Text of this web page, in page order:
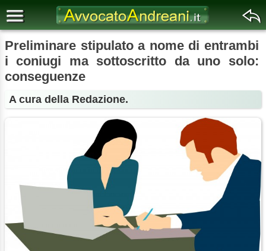
Preliminare stipulato a nome di entrambi
i coniugi ma sottoscritto da uno solo:
conseguenze
A cura della Redazione.